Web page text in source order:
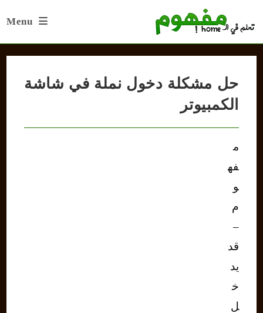
Menu
حل مشكلة دخول نملة في شاشة
الكمبيوتر
م
فه
و
م
–
قد
يد
خ
ل